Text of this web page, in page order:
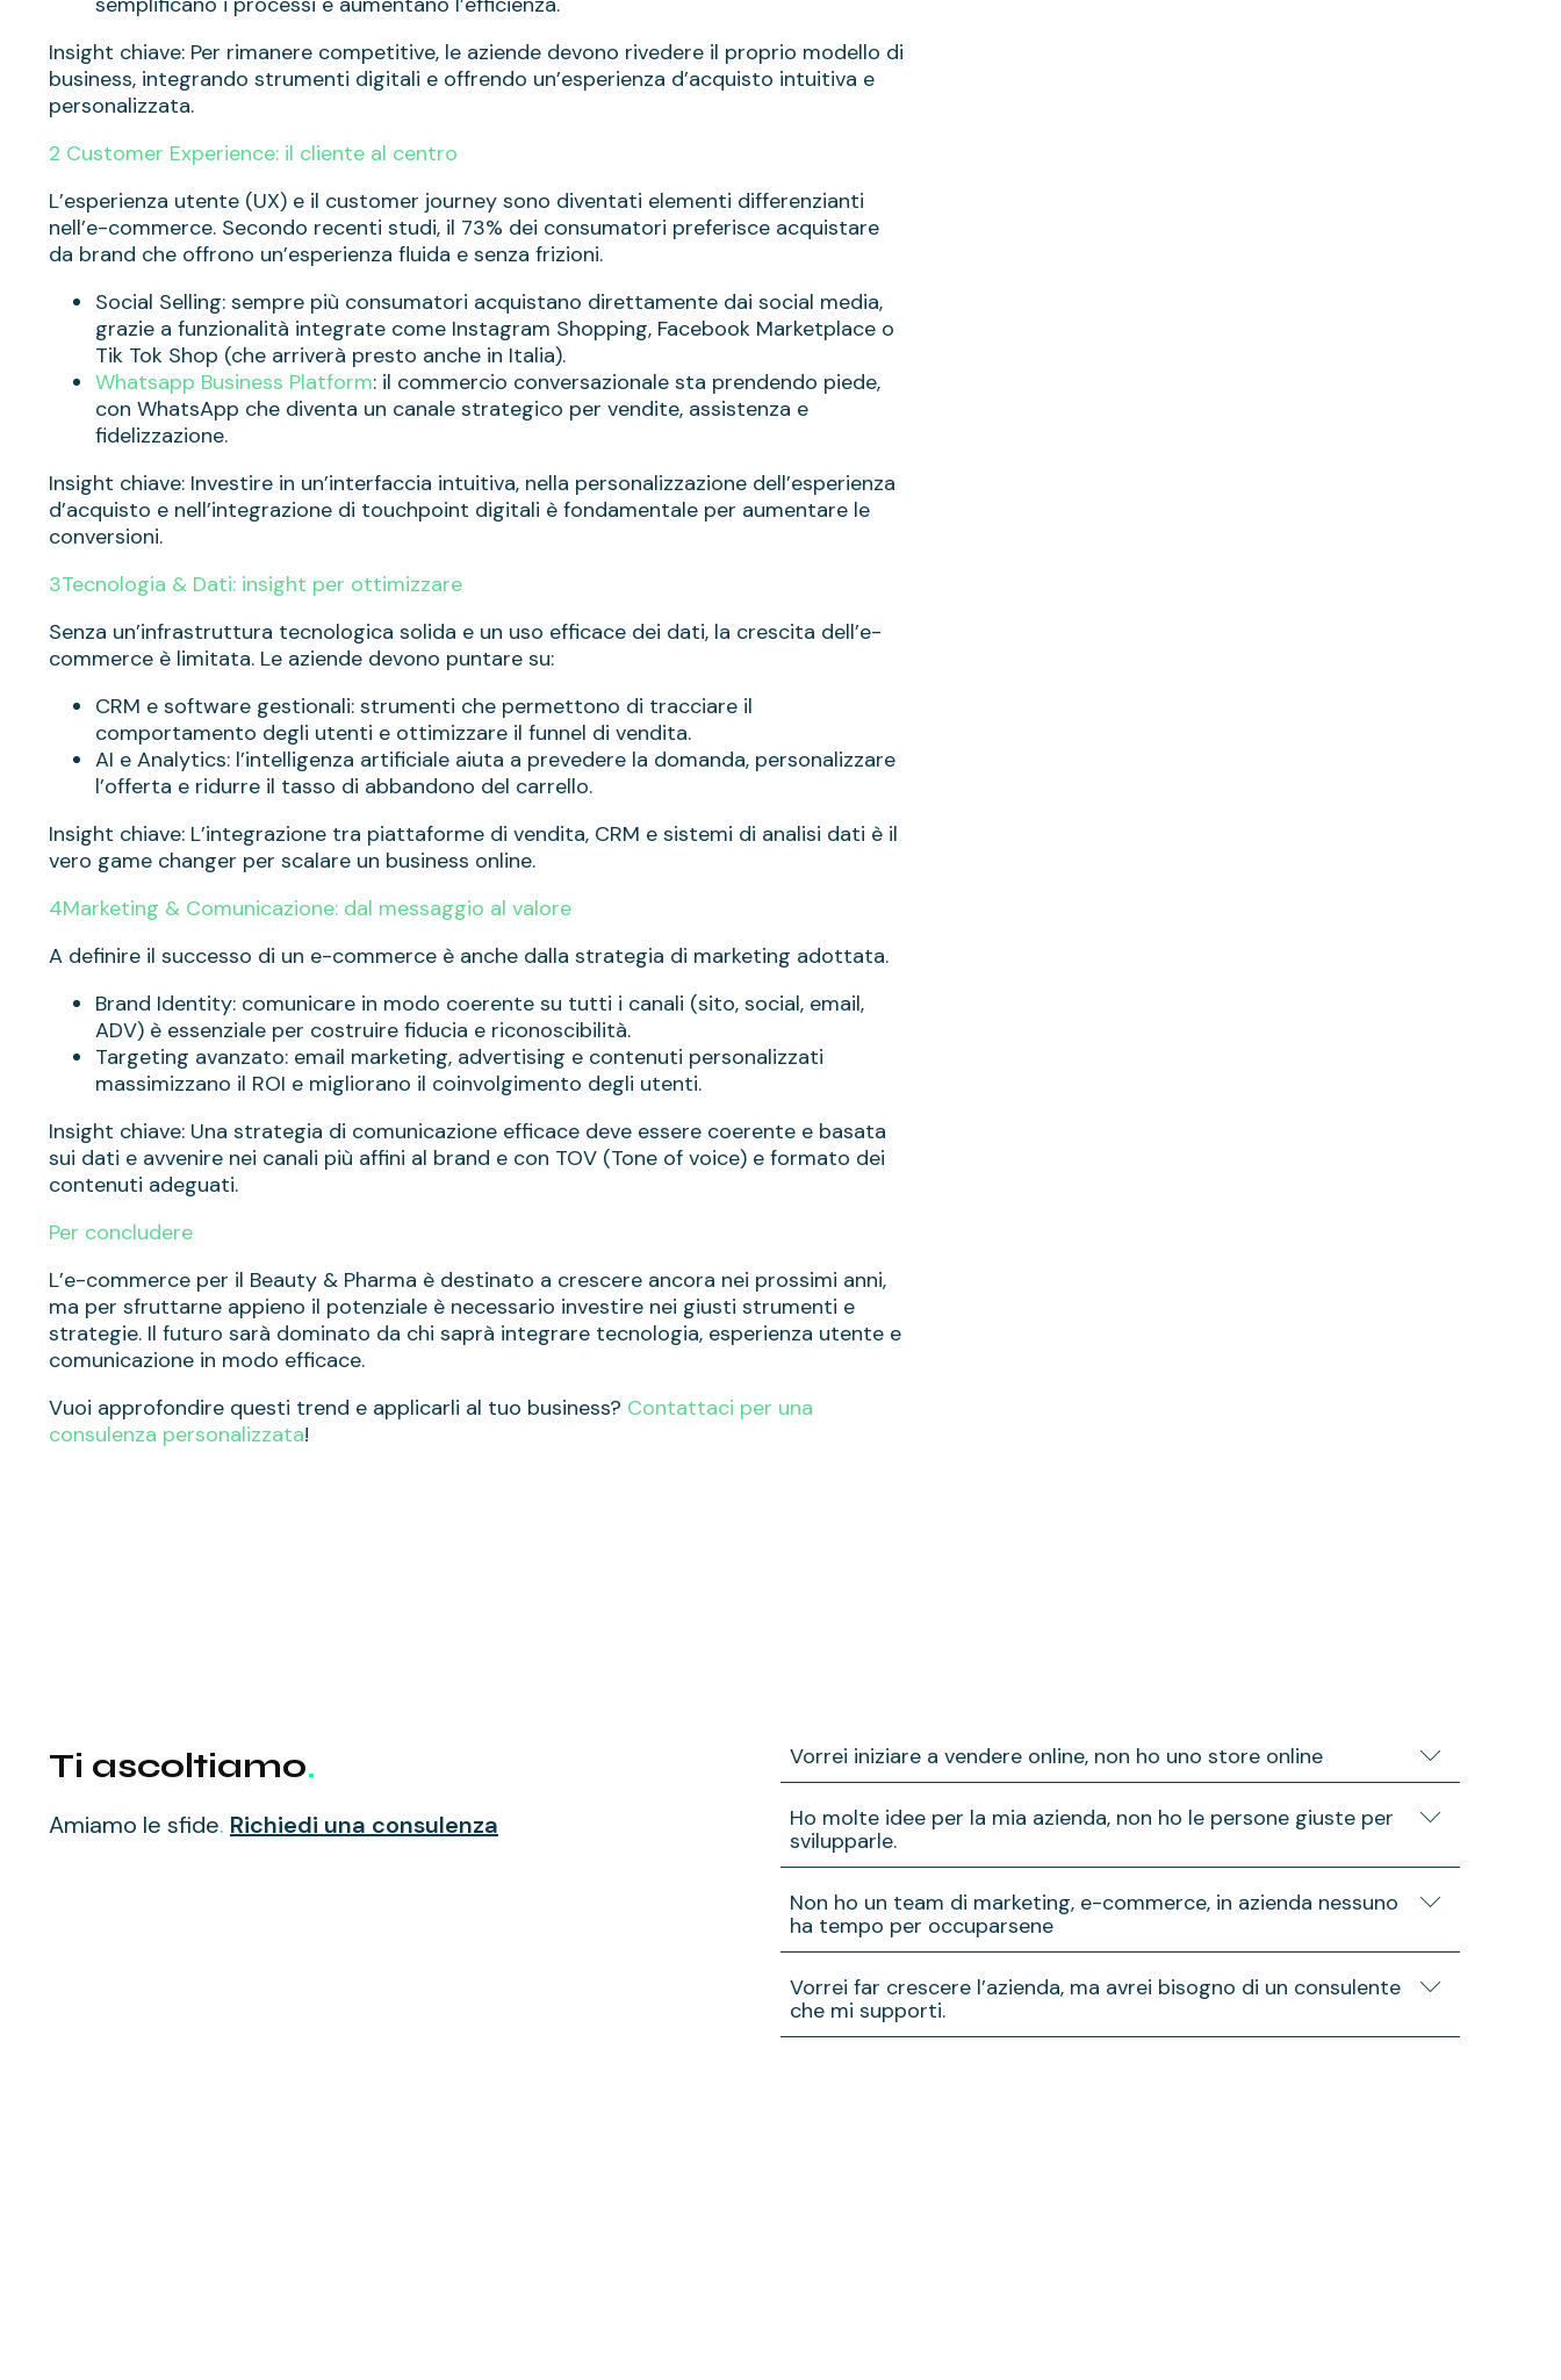
Insight chiave: Per rimanere competitive, le aziende devono rivedere il proprio modello di
business, integrando strumenti digitali e offrendo un’esperienza d’acquisto intuitiva e
personalizzata.
2 Customer Experience: il cliente al centro
L’esperienza utente (UX) e il customer journey sono diventati elementi differenzianti
nell’e-commerce. Secondo recenti studi, il 73% dei consumatori preferisce acquistare
da brand che offrono un’esperienza fluida e senza frizioni.
Social Selling: sempre più consumatori acquistano direttamente dai social media,
grazie a funzionalità integrate come Instagram Shopping, Facebook Marketplace o
Tik Tok Shop (che arriverà presto anche in Italia).
Whatsapp Business Platform: il commercio conversazionale sta prendendo piede,
con WhatsApp che diventa un canale strategico per vendite, assistenza e
fidelizzazione.
Insight chiave: Investire in un’interfaccia intuitiva, nella personalizzazione dell’esperienza
d’acquisto e nell’integrazione di touchpoint digitali è fondamentale per aumentare le
conversioni.
3️Tecnologia & Dati: insight per ottimizzare
Senza un’infrastruttura tecnologica solida e un uso efficace dei dati, la crescita dell’e-
commerce è limitata. Le aziende devono puntare su:
CRM e software gestionali: strumenti che permettono di tracciare il
comportamento degli utenti e ottimizzare il funnel di vendita.
AI e Analytics: l’intelligenza artificiale aiuta a prevedere la domanda, personalizzare
l’offerta e ridurre il tasso di abbandono del carrello.
Insight chiave: L’integrazione tra piattaforme di vendita, CRM e sistemi di analisi dati è il
vero game changer per scalare un business online.
4️Marketing & Comunicazione: dal messaggio al valore
A definire il successo di un e-commerce è anche dalla strategia di marketing adottata.
Brand Identity: comunicare in modo coerente su tutti i canali (sito, social, email,
ADV) è essenziale per costruire fiducia e riconoscibilità.
Targeting avanzato: email marketing, advertising e contenuti personalizzati
massimizzano il ROI e migliorano il coinvolgimento degli utenti.
Insight chiave: Una strategia di comunicazione efficace deve essere coerente e basata
sui dati e avvenire nei canali più affini al brand e con TOV (Tone of voice) e formato dei
contenuti adeguati.
Per concludere
L’e-commerce per il Beauty & Pharma è destinato a crescere ancora nei prossimi anni,
ma per sfruttarne appieno il potenziale è necessario investire nei giusti strumenti e
strategie. Il futuro sarà dominato da chi saprà integrare tecnologia, esperienza utente e
comunicazione in modo efficace.
Vuoi approfondire questi trend e applicarli al tuo business? Contattaci per una
consulenza personalizzata!
Ti ascoltiamo.
Amiamo le sfide. Richiedi una consulenza
Vorrei iniziare a vendere online, non ho uno store online
obiettivi di vendita desiderati.
Ho molte idee per la mia azienda, non ho le persone giuste per
svilupparle.
sviluppo commerciale e ti supporta in ogni fase.
Non ho un team di marketing, e-commerce, in azienda nessuno
ha tempo per occuparsene
commerce e comunicare con il tuo pubblico.
Vorrei far crescere l’azienda, ma avrei bisogno di un consulente
che mi supporti.